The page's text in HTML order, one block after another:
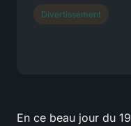
En ce beau jour du
Divertissement